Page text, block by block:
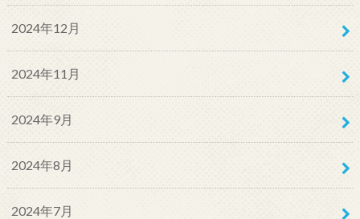
2024年12月
2024年11月
2024年9月
2024年8月
2024年7月